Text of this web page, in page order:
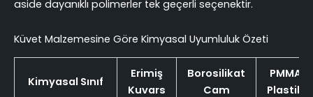
aside dayanıklı polimerler tek geçerli seçenektir.
Küvet Malzemesine Göre Kimyasal Uyumluluk Özeti
Kimyasal Sınıf
Erimiş
Kuvars
Borosilikat
Cam
PMMA
Plastik